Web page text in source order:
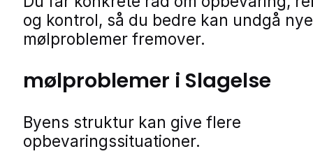
og kontrol, så du bedre kan undgå nye
mølproblemer fremover.
mølproblemer i Slagelse
Byens struktur kan give flere
opbevaringssituationer.